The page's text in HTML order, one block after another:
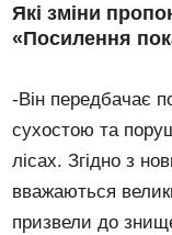
Які зміни
«Посилення
-Він передбачає
сухостою та
лісах. Згідно з
вважаються
призвели до